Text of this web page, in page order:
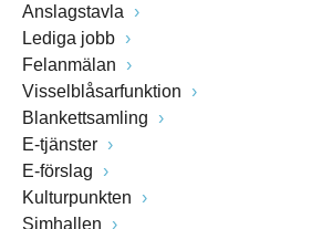
Anslagstavla
Lediga jobb
Felanmälan
Visselblåsarfunktion
Blankettsamling
E-tjänster
E-förslag
Kulturpunkten
Simhallen